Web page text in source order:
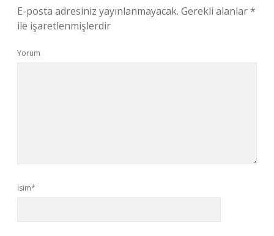
E-posta adresiniz yayınlanmayacak. Gerekli alanlar*
ile işaretlenmişlerdir
Yorum
İsim*